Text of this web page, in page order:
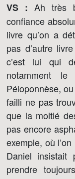
VS : Ah très
confiance
livre qu’on a
pas d’autre
c’est lui qui
notamment
Péloponnèse,
failli ne pas
que la moitié
pas encore
exemple, où
Daniel insistait
prendre